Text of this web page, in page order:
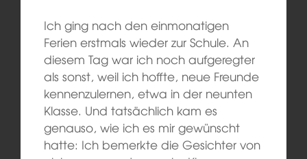
Ich ging nach den einmonatigen
Ferien erstmals wieder zur Schule. An
diesem Tag war ich noch aufgeregter
als sonst, weil ich hoffte, neue Freunde
kennenzulernen, etwa in der neunten
Klasse. Und tatsächlich kam es
genauso, wie ich es mir gewünscht
hatte: Ich bemerkte die Gesichter von